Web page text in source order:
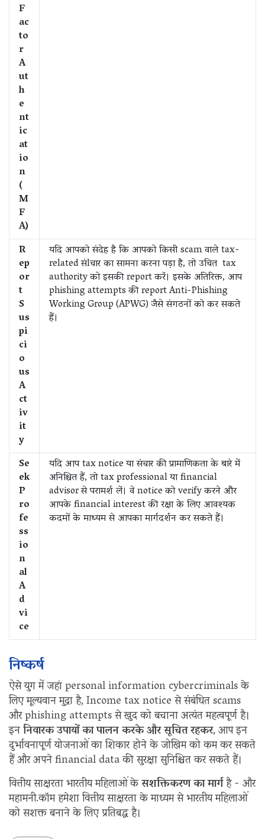
F
ac
to
r
A
ut
h
e
nt
ic
at
io
n
(
M
F
A)
R
ep
or
t
S
us
pi
ci
o
us
A
ct
iv
it
y
यदि आपको संदेह है कि आपको किसी scam वाले tax-
related संlचार का सामना करना पड़ा है, तो उचित tax
authority को इसकी report करें। इसके अतिरिक्त, आप
phishing attempts की report Anti-Phishing
Working Group (APWG) जैसे संगठनों को कर सकते
हैं।
Se
ek
P
ro
fe
ss
io
n
al
A
d
vi
ce
यदि आप tax notice या संचार की प्रामाणिकता के बारे में
अनिश्चित हैं, तो tax professional या financial
advisor से परामर्श लें। वे notice को verify करने और
आपके financial interest की रक्षा के लिए आवश्यक
कदमों के माध्यम से आपका मार्गदर्शन कर सकते हैं।
निष्कर्ष
ऐसे युग में जहां personal information cybercriminals के
लिए मूल्यवान मुद्रा है, Income tax notice से संबंधित scams
और phishing attempts से खुद को बचाना अत्यंत महत्वपूर्ण है।
इननिवारक उपायों का पालन करके और सूचित रहकर, आप इन
दुर्भावनापूर्ण योजनाओं का शिकार होने के जोखिम को कम कर सकते
हैं और अपने financial data की सुरक्षा सुनिश्चित कर सकते हैं।
वित्तीय साक्षरता भारतीय महिलाओं केसशक्तिकरण का मार्गहै - और
महामनी.कॉम हमेशा वित्तीय साक्षरता के माध्यम से भारतीय महिलाओं
को सशक्त बनाने के लिए प्रतिबद्ध है।